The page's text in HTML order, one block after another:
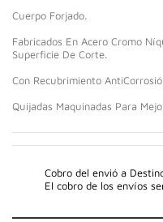
Cuerpo Forjado.
Fabricados En Acero Cromo
Superficie De Corte.
Con Recubrimiento
Quijadas Maquinadas Para
Cobro del envió a
El cobro de los envíos